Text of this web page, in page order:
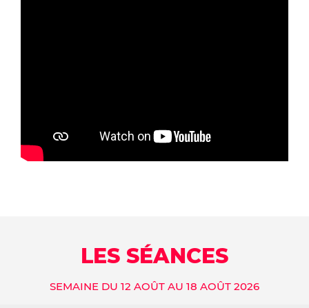
LES SÉANCES
SEMAINE DU 12 AOÛT AU 18 AOÛT 2026